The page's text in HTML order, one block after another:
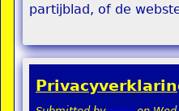
partijblad, of de